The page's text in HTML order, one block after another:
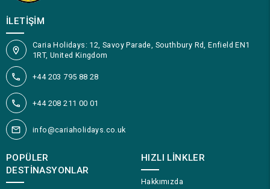
İLETIŞIM
Caria Holidays: 12, Savoy Parade, Southbury Rd, Enfield EN1
1RT, United Kingdom
+44 203 795 88 28
+44 208 211 00 01
info@cariaholidays.co.uk
POPÜLER
DESTINASYONLAR
HIZLI LINKLER
Hakkımızda